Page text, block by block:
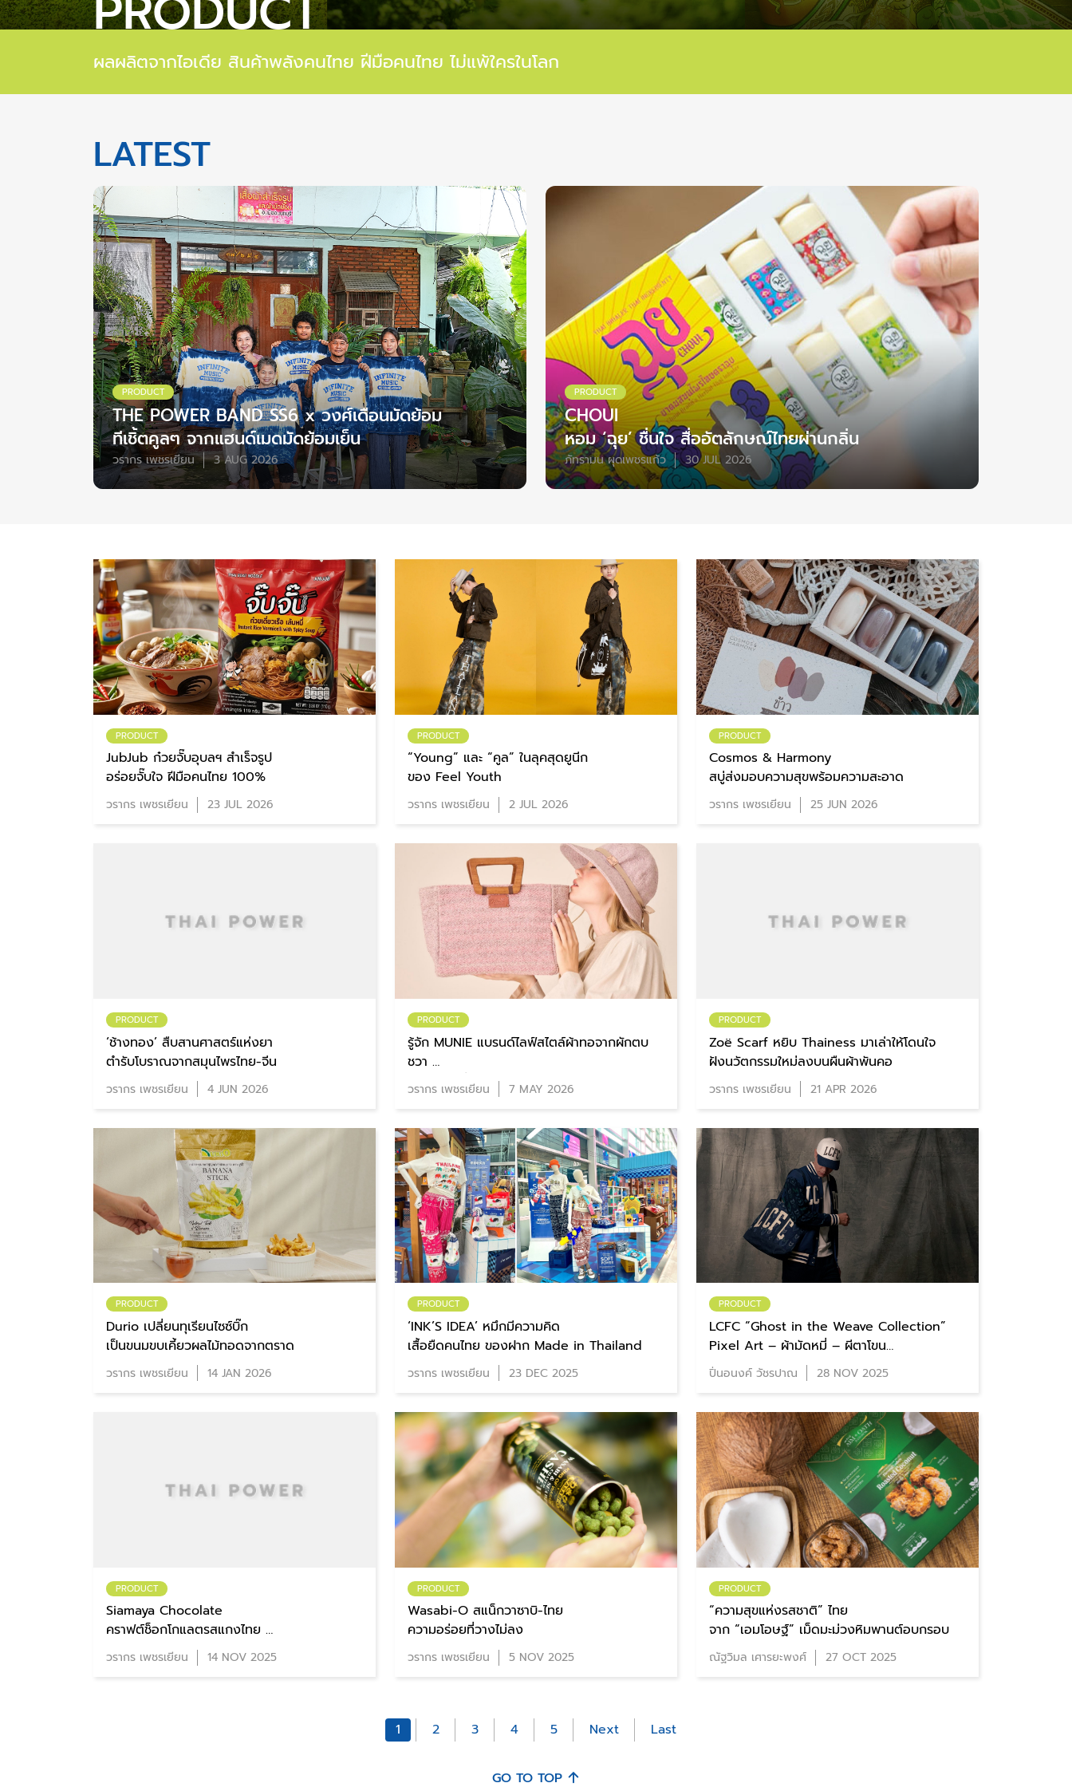
ผลผลิตจากไอเดีย สินค้าพลังคนไทย ฝีมือคนไทย ไม่แพ้ใครในโลก
LATEST
PRODUCT
THE POWER BAND SS6 x วงศ์เดือนมัดย้อม
ทีเชิ้ตคูลๆ จากแฮนด์เมดมัดย้อมเย็น
วรากร เพชรเยียน 3 AUG 2026
PRODUCT
CHOUI
หอม ‘ฉุย’ ชื่นใจ สื่ออัตลักษณ์ไทยผ่านกลิ่น
ภัทรามน ผุดเพชรแก้ว 30 JUL 2026
PRODUCT
JubJub ก๋วยจั๊บอุบลฯ สำเร็จรูป
อร่อยจั๊บใจ ฝีมือคนไทย 100%
วรากร เพชรเยียน 23 JUL 2026
PRODUCT
“Young” และ “คูล” ในลุคสุดยูนีก
ของ Feel Youth
วรากร เพชรเยียน 2 JUL 2026
PRODUCT
Cosmos & Harmony
สบู่ส่งมอบความสุขพร้อมความสะอาด
วรากร เพชรเยียน 25 JUN 2026
PRODUCT
‘ช้างทอง’ สืบสานศาสตร์แห่งยา
ตำรับโบราณจากสมุนไพรไทย-จีน
วรากร เพชรเยียน 4 JUN 2026
PRODUCT
รู้จัก MUNIE แบรนด์ไลฟ์สไตล์ผ้าทอจากผักตบ
ชวา
ผ่าน 5 คำที่มีความหมาย
วรากร เพชรเยียน 7 MAY 2026
PRODUCT
Zoë Scarf หยิบ Thainess มาเล่าให้โดนใจ
ฝังนวัตกรรมใหม่ลงบนผืนผ้าพันคอ
วรากร เพชรเยียน 21 APR 2026
PRODUCT
Durio เปลี่ยนทุเรียนไซซ์บิ๊ก
เป็นขนมขบเคี้ยวผลไม้ทอดจากตราด
วรากร เพชรเยียน 14 JAN 2026
PRODUCT
‘INK’S IDEA’ หมึกมีความคิด
เสื้อยืดคนไทย ของฝาก Made in Thailand
วรากร เพชรเยียน 23 DEC 2025
PRODUCT
LCFC “Ghost in the Weave Collection”
Pixel Art – ผ้ามัดหมี่ – ผีตาโขน
#ผ้าทอผีตาโขนไปเลสเตอร์
ปิ่นอนงค์ วัชรปาณ 28 NOV 2025
PRODUCT
Siamaya Chocolate
คราฟต์ช็อกโกแลตรสแกงไทย
มิติใหม่กินคาวกินหวานในบาร์เดียว
วรากร เพชรเยียน 14 NOV 2025
PRODUCT
Wasabi-O สแน็กวาซาบิ-ไทย
ความอร่อยที่วางไม่ลง
วรากร เพชรเยียน 5 NOV 2025
PRODUCT
“ความสุขแห่งรสชาติ” ไทย
จาก “เอมโอษฐ์” เม็ดมะม่วงหิมพานต์อบกรอบ
ณัฐวิมล เศารยะพงศ์ 27 OCT 2025
1 2 3 4 5 Next Last
GO TO TOP